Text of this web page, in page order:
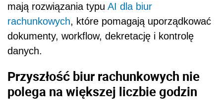
mają rozwiązania typu AI dla biur
rachunkowych, które pomagają uporządkować
dokumenty, workflow, dekretację i kontrolę
danych.
Przyszłość biur rachunkowych nie
polega na większej liczbie godzin